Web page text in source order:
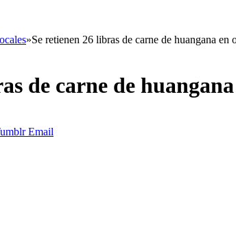
»Se retienen 26 libras de carne de huangana
de carne de
Email